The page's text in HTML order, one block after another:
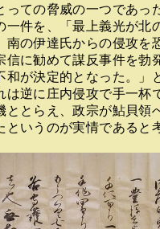
っての脅威の一つであっ
件を、「最上義光が北
南の伊達氏からの侵攻を
信に勧めて謀反事件を勃
和が決定的となった。」
は逆に庄内侵攻で手一杯
ととらえ、政宗が鮎貝領
というのが実情であると